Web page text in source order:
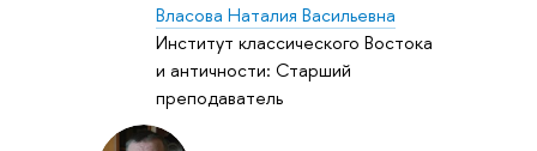
Власова Наталия Васильевна
Институт классического Востока
и античности: Старший
преподаватель